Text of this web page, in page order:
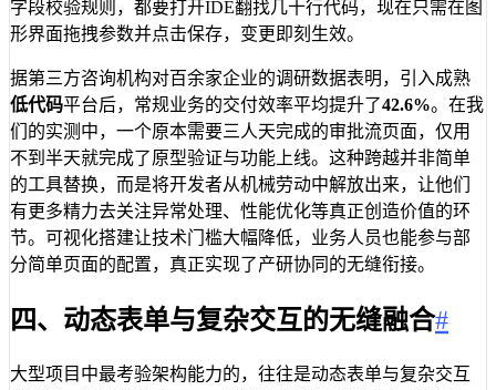
字段校验规则，都要打开IDE翻找几十行代码，现在只需在图
形界面拖拽参数并点击保存，变更即刻生效。
据第三方咨询机构对百余家企业的调研数据表明，引入成熟
低代码平台后，常规业务的交付效率平均提升了42.6%。在我
们的实测中，一个原本需要三人天完成的审批流页面，仅用
不到半天就完成了原型验证与功能上线。这种跨越并非简单
的工具替换，而是将开发者从机械劳动中解放出来，让他们
有更多精力去关注异常处理、性能优化等真正创造价值的环
节。可视化搭建让技术门槛大幅降低，业务人员也能参与部
分简单页面的配置，真正实现了产研协同的无缝衔接。
四、动态表单与复杂交互的无缝融合#
大型项目中最考验架构能力的，往往是动态表单与复杂交互